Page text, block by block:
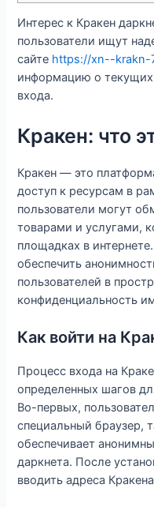
Интерес к Кракен
пользователи ищут
сайте https://xn--krakn-
информацию о
входа.
Кракен: что
Кракен — это
доступ к ресурсам в
пользователи могут
товарами и услугами,
площадках в
обеспечить
пользователей в
конфиденциальность
Как войти на
Процесс входа на
определенных шагов
Во-первых,
специальный браузер,
обеспечивает
даркнета. После
вводить адреса